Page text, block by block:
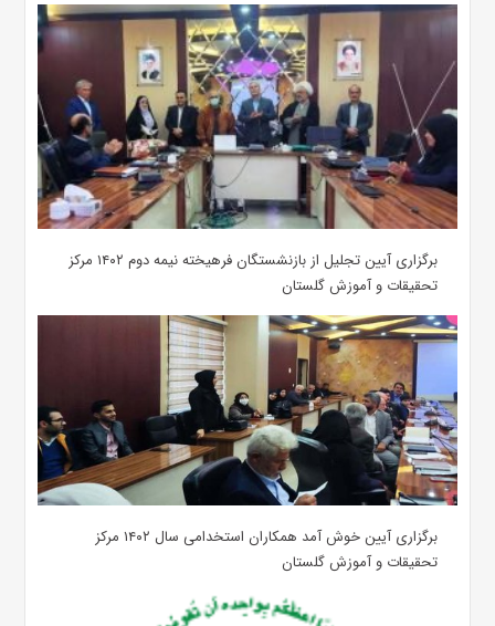
برگزاری آیین تجلیل از بازنشستگان فرهیخته نیمه دوم ۱۴۰۲ مرکز
تحقیقات و آموزش گلستان
برگزاری آیین خوش آمد همکاران استخدامی سال ۱۴۰۲ مرکز
تحقیقات و آموزش گلستان